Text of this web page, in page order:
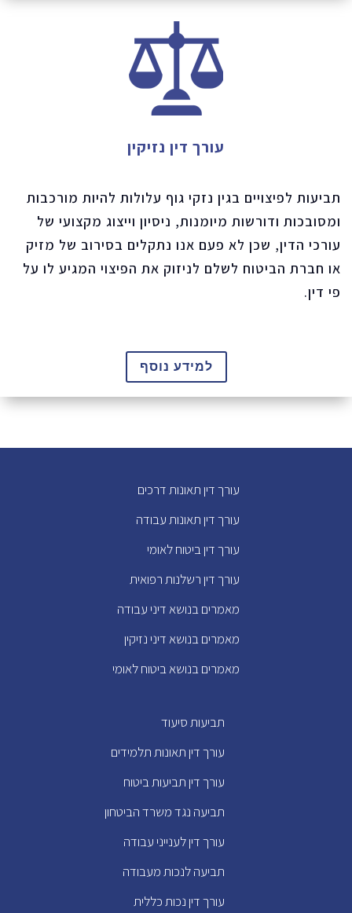
עורך דין נזיקין
תביעות לפיצויים בגין נזקי גוף עלולות להיות מורכבות
ומסובכות ודורשות מיומנות, ניסיון וייצוג מקצועי של
עורכי הדין, שכן לא פעם אנו נתקלים בסירוב של מזיק
או חברת הביטוח לשלם לניזוק את הפיצוי המגיע לו על
פי דין.
למידע נוסף
עורך דין תאונות דרכים
עורך דין תאונות עבודה
עורך דין ביטוח לאומי
עורך דין רשלנות רפואית
מאמרים בנושא דיני עבודה
מאמרים בנושא דיני נזיקין
מאמרים בנושא ביטוח לאומי
תביעות סיעוד
עורך דין תאונות תלמידים
עורך דין תביעות ביטוח
תביעה נגד משרד הביטחון
עורך דין לענייני עבודה
תביעה לנכות מעבודה
עורך דין נכות כללית